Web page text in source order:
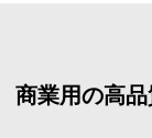
商業用の高